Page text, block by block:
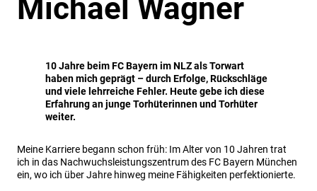
Michael Wagner
10 Jahre beim FC Bayern im NLZ als Torwart
haben mich geprägt – durch Erfolge, Rückschläge
und viele lehrreiche Fehler. Heute gebe ich diese
Erfahrung an junge Torhüterinnen und Torhüter
weiter.
Meine Karriere begann schon früh: Im Alter von 10 Jahren trat
ich in das Nachwuchsleistungszentrum des FC Bayern München
ein, wo ich über Jahre hinweg meine Fähigkeiten perfektionierte.